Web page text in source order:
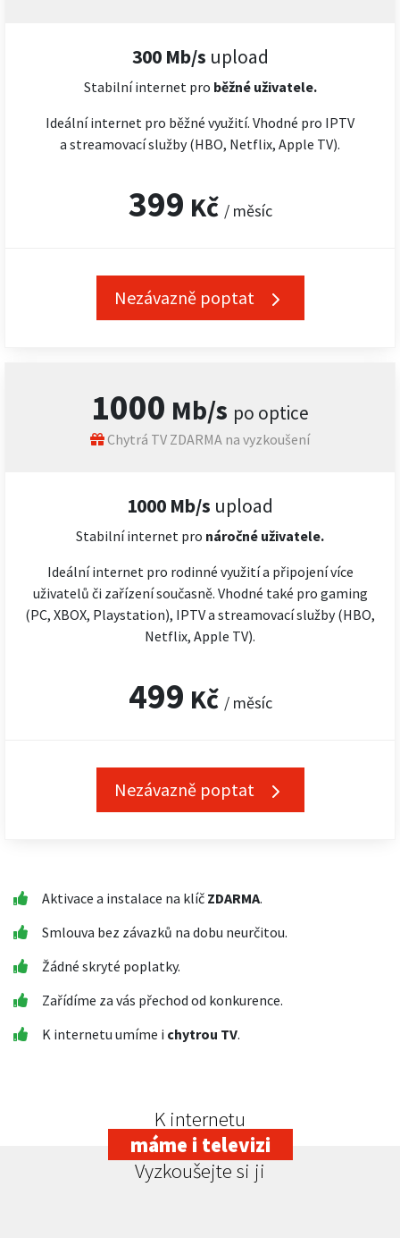
300 Mb/s upload
Stabilní internet pro běžné uživatele.
Ideální internet pro běžné využití. Vhodné pro IPTV
a streamovací služby (HBO, Netflix, Apple TV).
399 Kč / měsíc
Nezávazně poptat
1000 Mb/s po optice
Chytrá TV ZDARMA na vyzkoušení
1000 Mb/s upload
Stabilní internet pro náročné uživatele.
Ideální internet pro rodinné využití a připojení více
uživatelů či zařízení současně. Vhodné také pro gaming
(PC, XBOX, Playstation), IPTV a streamovací služby (HBO,
Netflix, Apple TV).
499 Kč / měsíc
Nezávazně poptat
Aktivace a instalace na klíč ZDARMA.
Smlouva bez závazků na dobu neurčitou.
Žádné skryté poplatky.
Zařídíme za vás přechod od konkurence.
K internetu umíme i chytrou TV.
K internetu
máme i televizi
Vyzkoušejte si ji